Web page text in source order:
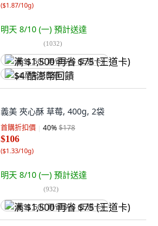
($1.87/10g)
明天 8/10 (一) 預計送達
(1032)
满 $1,500 再省 $75 (王道卡)
$4 酷澎幣回饋
義美 夾心酥 草莓, 400g, 2袋
首購折扣價 40%$178
$106
($1.33/10g)
明天 8/10 (一) 預計送達
(932)
满 $1,500 再省 $75 (王道卡)